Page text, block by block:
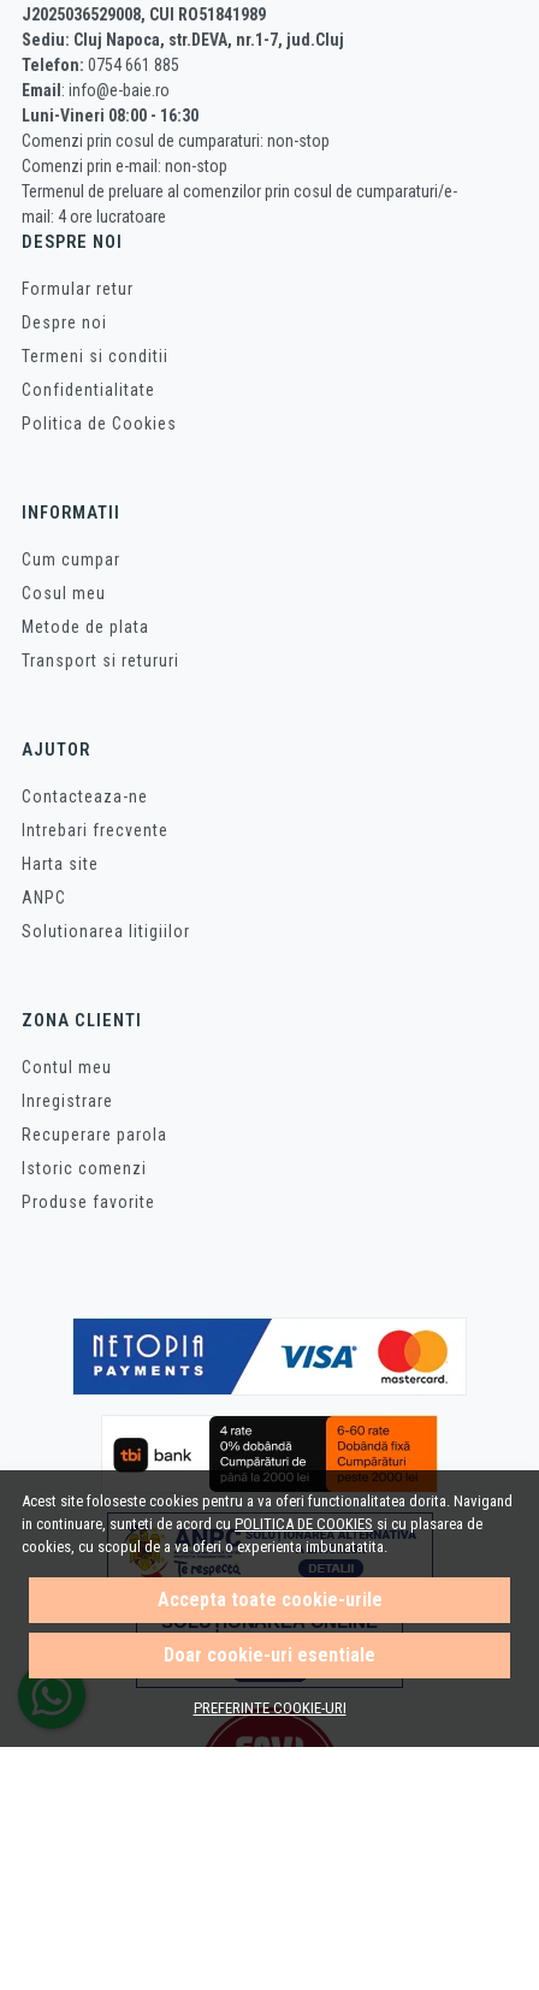
Acest site foloseste cookies pentru a va oferi functionalitatea dorita. Navigand
in continuare, sunteti de acord cuPOLITICA DE COOKIES si cu plasarea de
cookies, cu scopul de a va oferi o experienta imbunatatita.
Accepta toate cookie-urile
Doar cookie-uri esentiale
PREFERINTE COOKIE-URI
J2025036529008, CUI RO51841989
Sediu: Cluj Napoca, str.DEVA, nr.1-7, jud.Cluj
Telefon: 0754 661 885
Email : info@e-baie.ro
Luni-Vineri 08:00 - 16:30
Comenzi prin cosul de cumparaturi: non-stop
Comenzi prin e-mail: non-stop
Termenul de preluare al comenzilor prin cosul de cumparaturi/e-
mail: 4 ore lucratoare
DESPRE NOI
Formular retur
Despre noi
Termeni si conditii
Confidentialitate
Politica de Cookies
INFORMATII
Cum cumpar
Cosul meu
Metode de plata
Transport si retururi
AJUTOR
Contacteaza-ne
Intrebari frecvente
Harta site
ANPC
Solutionarea litigiilor
ZONA CLIENTI
Contul meu
Inregistrare
Recuperare parola
Istoric comenzi
Produse favorite